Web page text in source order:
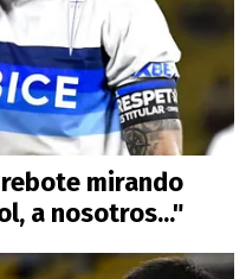
mirando
a nosotros..."